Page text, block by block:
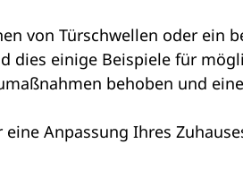
von Türschwellen oder ein
dies einige Beispiele für
behoben und
Anpassung Ihres